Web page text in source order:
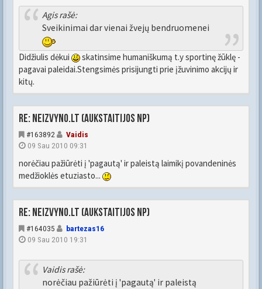
Agis rašė:
Sveikinimai dar vienai žvejų bendruomenei
Didžiulis dėkui
skatinsime humaniškumą t.y sportinę žūklę -
pagavai paleidai.Stengsimės prisijungti prie įžuvinimo akcijų ir
kitų.
Re: Neizvyno.lt (Aukstaitijos NP)
#163892
Vaidis
09 Sau 2010 09:31
norėčiau pažiūrėti į 'pagautą' ir paleistą laimikį povandeninės
medžioklės etuziasto...
Re: Neizvyno.lt (Aukstaitijos NP)
#164035
bartezas16
09 Sau 2010 19:31
Vaidis rašė:
norėčiau pažiūrėti į 'pagautą' ir paleistą